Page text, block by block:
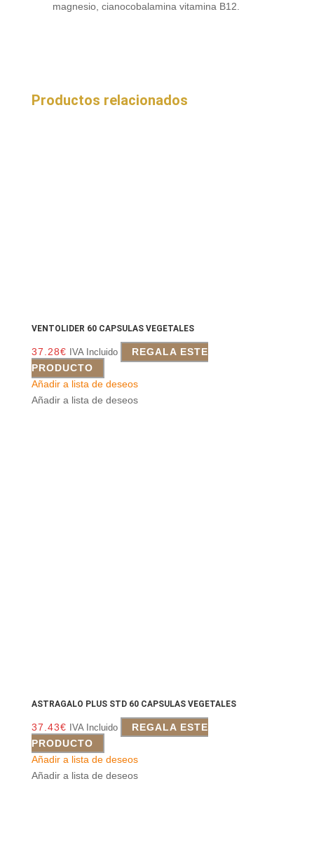
magnesio, cianocobalamina vitamina B12.
Productos relacionados
VENTOLIDER 60 CAPSULAS VEGETALES
37.28€ IVA Incluido
REGALA ESTE
PRODUCTO
Añadir a lista de deseos
Añadir a lista de deseos
ASTRAGALO PLUS STD 60 CAPSULAS VEGETALES
37.43€ IVA Incluido
REGALA ESTE
PRODUCTO
Añadir a lista de deseos
Añadir a lista de deseos